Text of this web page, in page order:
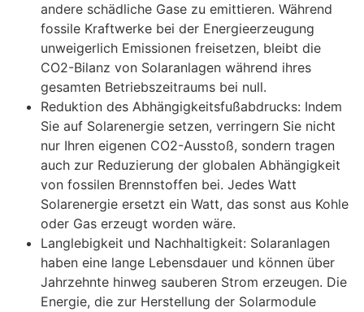
andere schädliche Gase zu emittieren. Während
fossile Kraftwerke bei der Energieerzeugung
unweigerlich Emissionen freisetzen, bleibt die
CO2-Bilanz von Solaranlagen während ihres
gesamten Betriebszeitraums bei null.
Reduktion des Abhängigkeitsfußabdrucks: Indem
Sie auf Solarenergie setzen, verringern Sie nicht
nur Ihren eigenen CO2-Ausstoß, sondern tragen
auch zur Reduzierung der globalen Abhängigkeit
von fossilen Brennstoffen bei. Jedes Watt
Solarenergie ersetzt ein Watt, das sonst aus Kohle
oder Gas erzeugt worden wäre.
Langlebigkeit und Nachhaltigkeit: Solaranlagen
haben eine lange Lebensdauer und können über
Jahrzehnte hinweg sauberen Strom erzeugen. Die
Energie, die zur Herstellung der Solarmodule